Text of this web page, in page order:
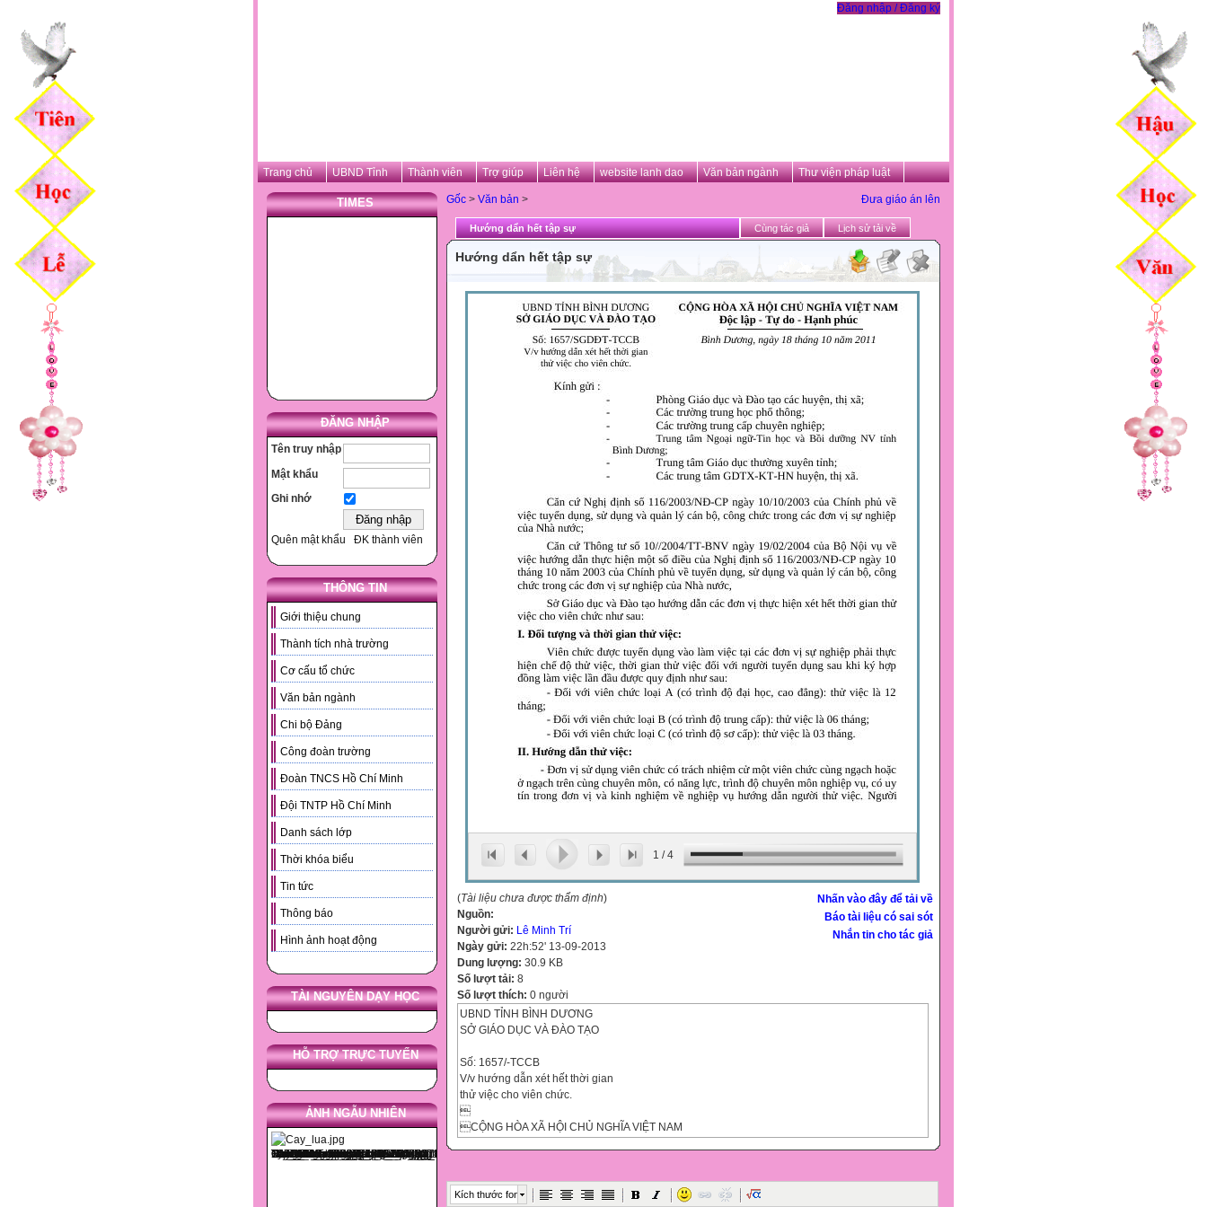
Đăng nhập / Đăng ký
Trang chủ UBND Tỉnh Thành viên Trợ giúp Liên hệ website lanh dao Văn bản ngành Thư viện pháp luật
TIMES
ĐĂNG NHẬP
Tên truy nhập
Mật khẩu
Ghi nhớ
Quên mật khẩu ĐK thành viên
THÔNG TIN
Giới thiệu chung
Thành tích nhà trường
Cơ cấu tổ chức
Văn bản ngành
Chi bộ Đảng
Công đoàn trường
Đoàn TNCS Hồ Chí Minh
Đội TNTP Hồ Chí Minh
Danh sách lớp
Thời khóa biểu
Tin tức
Thông báo
Hình ảnh hoạt động
TÀI NGUYÊN DẠY HỌC
HỖ TRỢ TRỰC TUYẾN
ẢNH NGẪU NHIÊN
Đưa giáo án lên
Gốc > Văn bản >
Hướng dẩn hết tập sự Cùng tác giả Lịch sử tải về
Hướng dẩn hết tập sự
1 /4
Nhấn vào đây để tải về
Báo tài liệu có sai sót
Nhắn tin cho tác giả
(Tài liệu chưa được thẩm định)
Nguồn:
Người gửi: Lê Minh Trí
Ngày gửi: 22h:52' 13-09-2013
Dung lượng: 30.9 KB
Số lượt tải: 8
Số lượt thích: 0 người
UBND TỈNH BÌNH DƯƠNG
SỞ GIÁO DỤC VÀ ĐÀO TẠO
Số: 1657/-TCCB
V/v hướng dẫn xét hết thời gian
thử việc cho viên chức.

CỘNG HÒA XÃ HỘI CHỦ NGHĨA VIỆT NAM

Kích thước font